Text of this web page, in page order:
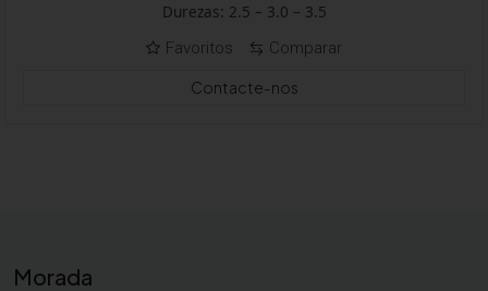
Durezas: 2.5 – 3.0 – 3.5
Favoritos
Comparar
Contacte-nos
Morada